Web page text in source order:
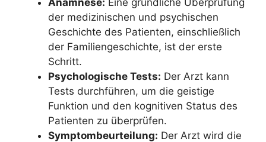
der medizinischen und psychischen
Geschichte des Patienten, einschließlich
der Familiengeschichte, ist der erste
Schritt.
Psychologische Tests: Der Arzt kann
Tests durchführen, um die geistige
Funktion und den kognitiven Status des
Patienten zu überprüfen.
Symptombeurteilung: Der Arzt wird die